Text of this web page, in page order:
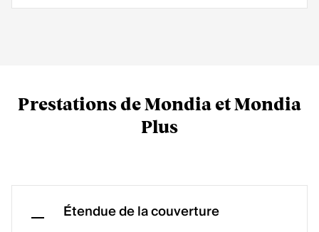
Prestations de Mondia et Mondia
Plus
Étendue de la couverture